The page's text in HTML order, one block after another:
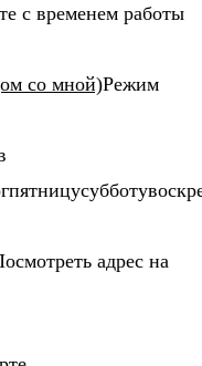
с временем работы
со мной)Режим
адрес на